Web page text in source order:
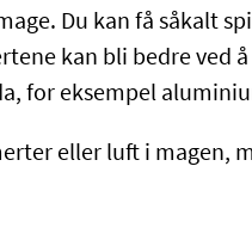
Du kan få såkalt
kan bli bedre ved å
for eksempel
eller luft i magen,